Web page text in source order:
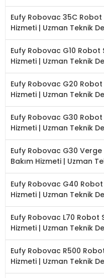
Eufy Robovac 35C Robot
Hizmeti | Uzman Teknik
Eufy Robovac G10 Robot
Hizmeti | Uzman Teknik
Eufy Robovac G20
Hizmeti | Uzman Teknik
Eufy Robovac G30
Hizmeti | Uzman Teknik
Eufy Robovac G30
Bakım Hizmeti | Uzman
Eufy Robovac G40
Hizmeti | Uzman Teknik
Eufy Robovac L70 Robot
Hizmeti | Uzman Teknik
Eufy Robovac R500
Hizmeti | Uzman Teknik